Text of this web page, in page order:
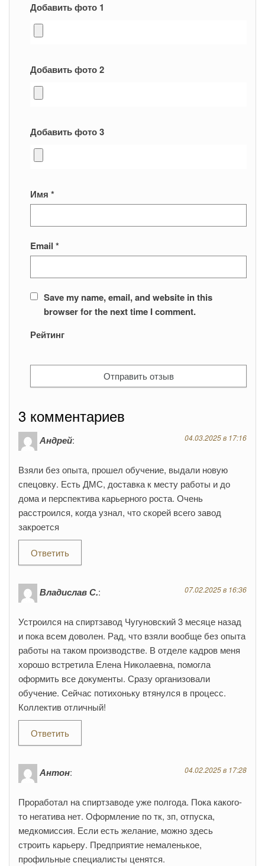
Добавить фото 1
Добавить фото 2
Добавить фото 3
Имя *
Email *
Save my name, email, and website in this
browser for the next time I comment.
Рейтинг
3 комментариев
Андрей: 04.03.2025 в 17:16
Взяли без опыта, прошел обучение, выдали новую
спецовку. Есть ДМС, доставка к месту работы и до
дома и перспектива карьерного роста. Очень
расстроился, когда узнал, что скорей всего завод
закроется
Ответить
Владислав С.: 07.02.2025 в 16:36
Устроился на спиртзавод Чугуновский 3 месяце назад
и пока всем доволен. Рад, что взяли вообще без опыта
работы на таком производстве. В отделе кадров меня
хорошо встретила Елена Николаевна, помогла
оформить все документы. Сразу организовали
обучение. Сейчас потихоньку втянулся в процесс.
Коллектив отличный!
Ответить
Антон: 04.02.2025 в 17:28
Проработал на спиртзаводе уже полгода. Пока какого-
то негатива нет. Оформление по тк, зп, отпуска,
медкомиссия. Если есть желание, можно здесь
строить карьеру. Предприятие немаленькое,
профильные специалисты ценятся.